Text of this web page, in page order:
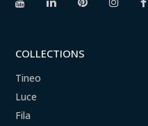
COLLECTIONS
Tineo
Luce
Fila